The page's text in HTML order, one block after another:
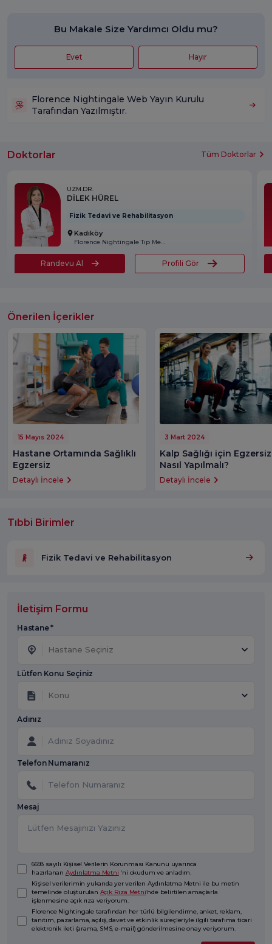
Bu Makale Size Yardımcı Oldu mu?
Evet Hayır
Florence Nightingale Web Yayın Kurulu
Tarafından Yazılmıştır.
Doktorlar Tüm Doktorlar
UZM.DR.
DİLEK HÜREL
Fizik Tedavi ve Rehabilitasyon
Kadıköy
Florence Nightingale Tıp Merkezi
Randevu Al Profili Gör
Önerilen İçerikler
15 Mayıs 2024
Hastane Ortamında Sağlıklı
Egzersiz
Detaylı İncele
3 Mart 2024
Kalp Sağlığı için Egzersiz
Nasıl Yapılmalı?
Detaylı İncele
Tıbbi Birimler
Fizik Tedavi ve Rehabilitasyon
İletişim Formu
Hastane *
Hastane Seçiniz
Lütfen Konu Seçiniz
Konu
Adınız
Telefon Numaranız
Mesaj
6698 sayılı Kişisel Verilerin Korunması Kanunu uyarınca
hazırlanan Aydınlatma Metni 'ni okudum ve anladım.
Kişisel verilerimin yukarıda yer verilen Aydınlatma Metni ile bu metin
temelinde oluşturulan Açık Rıza Metni’nde belirtilen amaçlarla
işlenmesine açık rıza veriyorum.
Florence Nightingale tarafından her türlü bilgilendirme, anket, reklam,
tanıtım, pazarlama, açılış, davet ve etkinlik süreçleriyle ilgili tarafıma ticari
elektronik ileti (arama, SMS, e-mail) gönderilmesine onay veriyorum.